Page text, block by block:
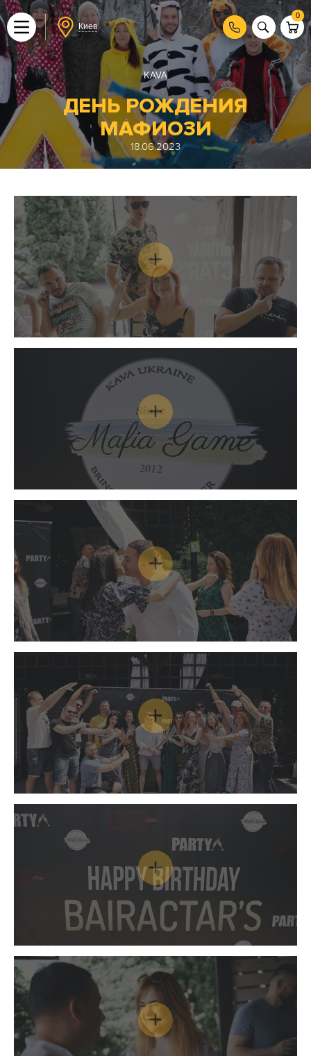
Киев
0
KAVA
ДЕНЬ РОЖДЕНИЯ
МАФИОЗИ
18.06.2023